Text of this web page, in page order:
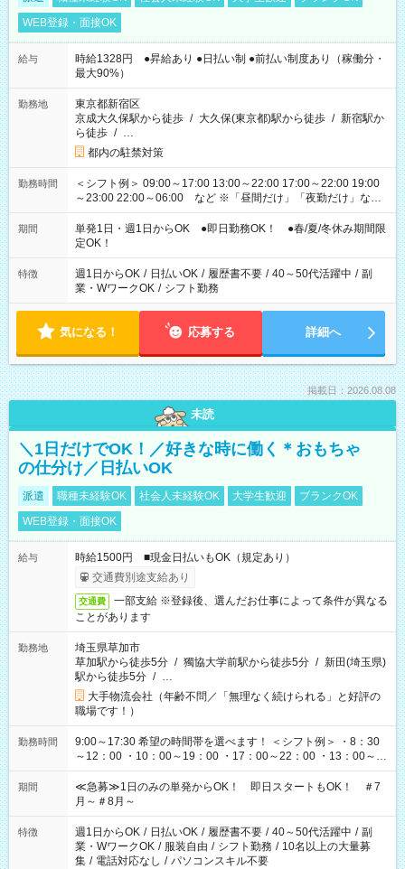
WEB登録・面接OK
給与
時給1328円 ●昇給あり ●日払い制 ●前払い制度あり（稼働分・
最大90%）
勤務地
東京都新宿区
京成大久保駅から徒歩 / 大久保(東京都)駅から徒歩 / 新宿駅か
ら徒歩 / …
都内の駐禁対策
勤務時間
＜シフト例＞ 09:00～17:00 13:00～22:00 17:00～22:00 19:00
～23:00 22:00～06:00 など ※「昼間だけ」「夜勤だけ」など
の希望OK
期間
単発1日・週1日からOK ●即日勤務OK！ ●春/夏/冬休み期間限
定OK！
特徴 週1日からOK / 日払いOK / 履歴書不要 / 40～50代活躍中 / 副
業・WワークOK / シフト勤務
気になる！ 応募する 詳細へ
掲載日：2026.08.08
未読
＼1日だけでOK！／好きな時に働く＊おもちゃ
の仕分け／日払いOK
派遣 職種未経験OK 社会人未経験OK 大学生歓迎
ブランクOK
WEB登録・面接OK
給与
時給1500円 ■現金日払いもOK（規定あり）
交通費別途支給あり
交通費
一部支給 ※登録後、選んだお仕事によって条件が異なる
ことがあります
勤務地
埼玉県草加市
草加駅から徒歩5分 / 獨協大学前駅から徒歩5分 / 新田(埼玉県)
駅から徒歩5分 / …
大手物流会社（年齢不問／「無理なく続けられる」と好評の
職場です！）
勤務時間
9:00～17:30 希望の時間帯を選べます！ ＜シフト例＞ ・8：30
～12：00 ・10：00～19：00 ・17：00～22：00 ・13：00～
22：00 ・22：00～翌6：00 など
期間
≪急募≫1日のみの単発からOK！ 即日スタートもOK！ ＃7
月～＃8月～
特徴 週1日からOK / 日払いOK / 履歴書不要 / 40～50代活躍中 / 副
業・WワークOK / 服装自由 / シフト勤務 / 10名以上の大量募
集 / 電話対応なし / パソコンスキル不要